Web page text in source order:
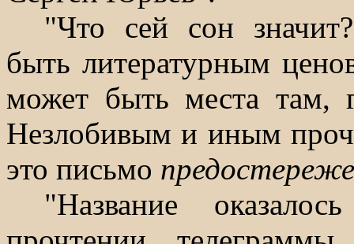
"Что сей сон
быть литературным
может быть места там,
Незлобивым и иным
это письмо
"Название